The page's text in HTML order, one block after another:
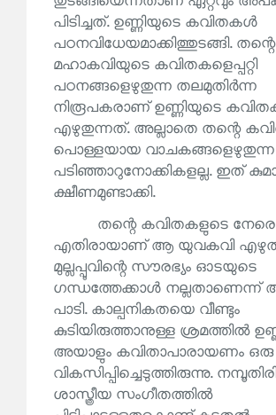
പിടിച്ചത്. ഉണ്ണിയുടെ കവിതകൾ
പഠനവിധേയമാക്കിത്തുടങ്ങി.
മഹാകവിയുടെ കവിതകളെപ്പറ്റി
പഠനങ്ങളെഴുതുന്ന തലമുതിർന്ന
നിരൂപകരാണ് ഉണ്ണിയുടെ
എഴുതുന്നത്. അല്ലാതെ തന്റെ
പൊള്ളയായ വാചകങ്ങളെഴുതുന്ന
പടിഞ്ഞാറുനോക്കികളല്ല. ഇത്
ക്ഷീണമുണ്ടാക്കി.
തന്റെ കവിതകളുടെ നേരെ
എതിരായാണ് ആ യുവകവി
മുല്ലപ്പൂവിന്റെ സൗരഭ്യം ഓടയുടെ
ഗന്ധത്തേക്കാൾ നല്ലതാണെന്ന്
പാടി. കാല്പനികതയെ വീണ്ടും
കുടിയിരുത്താനുള്ള ശ്രമത്തിൽ
അയാളും കവിതാപാരായണം
വികസിപ്പിച്ചെടുത്തിരുന്നു.
ശാസ്ത്രീയ സംഗീതത്തിൽ